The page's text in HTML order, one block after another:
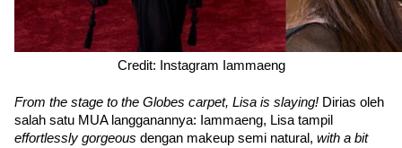
Credit: Instagram Iammaeng
From the stage to the Globes carpet, Lisa is slaying! Dirias oleh
effortlessly gorgeous dengan makeup semi natural, with a bit